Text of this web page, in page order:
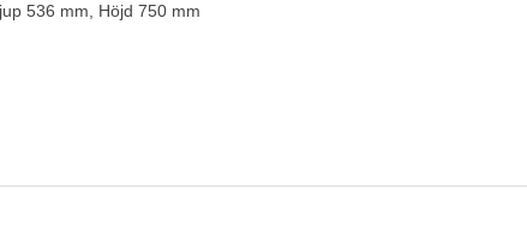
536 mm, Höjd 750 mm